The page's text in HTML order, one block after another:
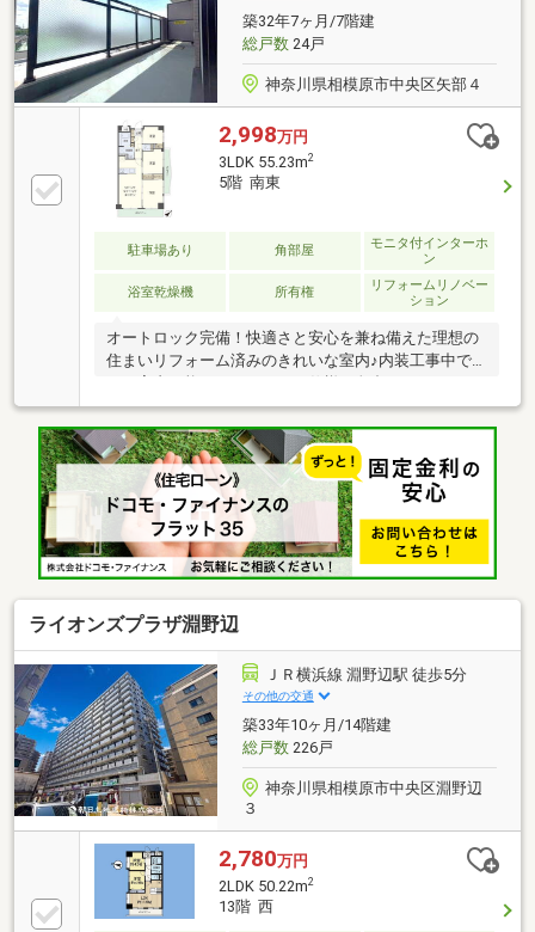
をお聞かせください！お問合せをお待ちしております
☆☆
築32年7ヶ月/7階建
総戸数24戸
神奈川県相模原市中央区矢部４
2,998万円
3LDK 55.23m2
5階 南東
駐車場あり 角部屋
モニタ付インターホ
ン
浴室乾燥機 所有権
リフォームリノベー
ション
オートロック完備！快適さと安心を兼ね備えた理想の
住まいリフォーム済みのきれいな室内♪内装工事中で
説明いたします【内装リノベーション箇所一覧】・シ
ステムキッチン 食洗機・浄水器付き・ユニットバ
ス 換気乾燥暖房機付き・洗面化粧台・トイレ 節
水・温水洗浄・建具・フローリング、フロアタイル貼
替・クロス貼替 など・給湯器 等
ライオンズプラザ淵野辺
ＪＲ横浜線 淵野辺駅 徒歩5分
その他の交通
築33年10ヶ月/14階建
総戸数226戸
神奈川県相模原市中央区淵野辺
３
2,780万円
2LDK 50.22m2
13階 西